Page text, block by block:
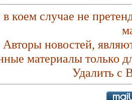
коем случае не
новостей,
материалы только
Удалить с